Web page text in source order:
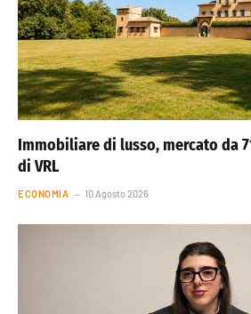
Immobiliare di lusso, mercato da
di VRL
ECONOMIA 10 Agosto 2026